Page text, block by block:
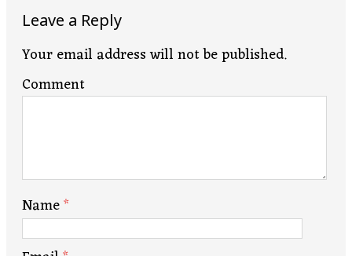
Leave a Reply
Your email address will not be published.
Comment
Name*